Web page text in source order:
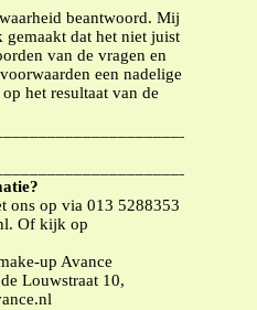
beantwoord. Mij
dat het niet juist
van de vragen en
een nadelige
het resultaat van de
ons op via 013 5288353
. Of kijk op
up Avance
Louwstraat 10,